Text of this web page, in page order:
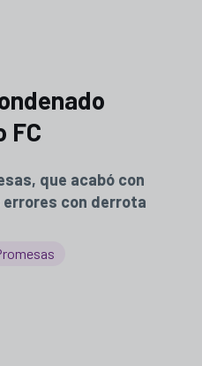
FC
que acabó con
errores con derrota